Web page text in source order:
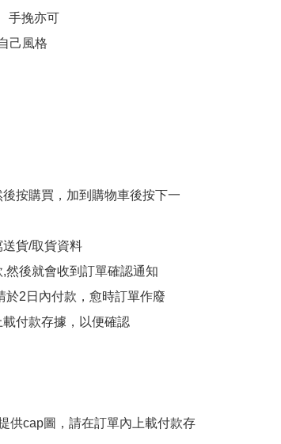
己風格
按購買，加到購物車後按下一
貨/取貨資料
然後就會收到訂單確認通知
於2日內付款，愈時訂單作廢
付款存據，以便確認
供cap圖，請在訂單內上載付款存